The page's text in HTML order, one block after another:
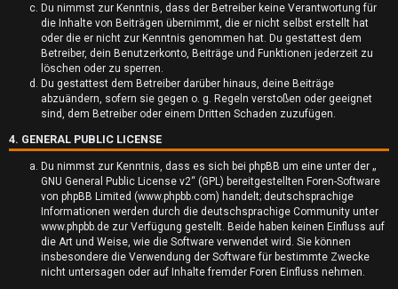
h
Du nimmst zur Kenntnis, dass der Betreiber keine Verantwortung für
die Inhalte von Beiträgen übernimmt, die er nicht selbst erstellt hat
oder die er nicht zur Kenntnis genommen hat. Du gestattest dem
Betreiber, dein Benutzerkonto, Beiträge und Funktionen jederzeit zu
löschen oder zu sperren.
Du gestattest dem Betreiber darüber hinaus, deine Beiträge
abzuändern, sofern sie gegen o. g. Regeln verstoßen oder geeignet
sind, dem Betreiber oder einem Dritten Schaden zuzufügen.
4. GENERAL PUBLIC LICENSE
Du nimmst zur Kenntnis, dass es sich bei phpBB um eine unter der „
GNU General Public License v2“ (GPL) bereitgestellten Foren-Software
von phpBB Limited (www.phpbb.com) handelt; deutschsprachige
Informationen werden durch die deutschsprachige Community unter
www.phpbb.de zur Verfügung gestellt. Beide haben keinen Einfluss auf
die Art und Weise, wie die Software verwendet wird. Sie können
insbesondere die Verwendung der Software für bestimmte Zwecke
nicht untersagen oder auf Inhalte fremder Foren Einfluss nehmen.